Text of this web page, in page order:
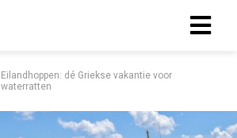
Eilandhoppen: dé Griekse vakantie voor
waterratten